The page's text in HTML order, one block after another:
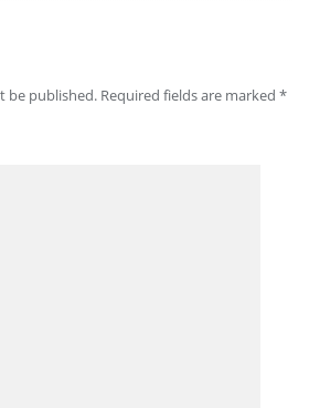
be published. Required fields are marked *